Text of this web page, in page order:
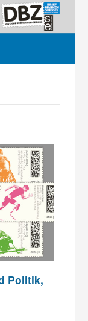
Politik,